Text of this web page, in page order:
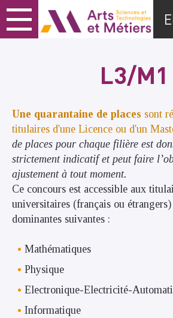
Skip
to
content
Skip
to
main
Skip
to
search
Arts et métiers
L3/M1
Une quarantaine de places sont
titulaires d'une Licence ou d'un
de places pour chaque filière est
strictement indicatif et peut faire
ajustement à tout moment.
Ce concours est accessible aux
universitaires (français ou
dominantes suivantes :
Mathématiques
Physique
Electronique-Electricité-
Informatique